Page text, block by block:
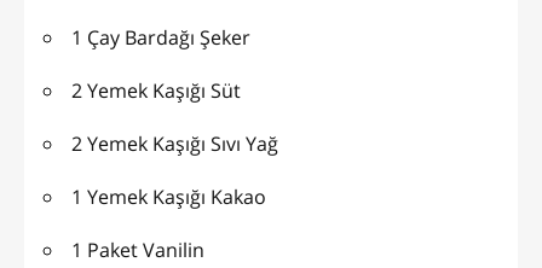
1 Çay Bardağı Şeker
2 Yemek Kaşığı Süt
2 Yemek Kaşığı Sıvı Yağ
1 Yemek Kaşığı Kakao
1 Paket Vanilin